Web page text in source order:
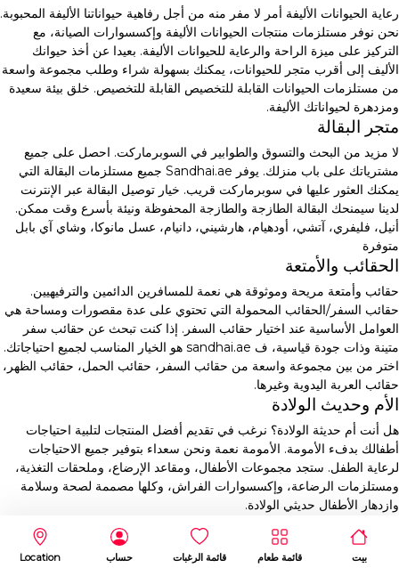
رعاية الحيوانات الأليفة أمر لا مفر منه من أجل رفاهية حيواناتنا الأليفة المحبوبة.
نحن نوفر مستلزمات منتجات الحيوانات الأليفة وإكسسوارات الصيانة، مع
التركيز على ميزة الراحة والرعاية للحيوانات الأليفة. بعيدا عن أخذ حيوانك
الأليف إلى أقرب متجر للحيوانات، يمكنك بسهولة شراء وطلب مجموعة واسعة
من مستلزمات الحيوانات القابلة للتخصيص القابلة للتخصيص. خلق بيئة سعيدة
ومزدهرة لحيواناتك الأليفة.
متجر البقالة
لا مزيد من البحث والتسوق والطوابير في السوبرماركت. احصل على جميع
مشترياتك على باب منزلك. يوفر Sandhai.ae جميع مستلزمات البقالة التي
يمكنك العثور عليها في سوبرماركت قريب. خيار توصيل البقالة عبر الإنترنت
لدينا سيمنحك البقالة الطازجة والطازجة المحفوظة ونيئة بأسرع وقت ممكن.
أنيل، فليفري، آتشي، أودهيام، هارشيني، دانيام، عسل مانوكا، وشاي آي بابل
متوفرة
الحقائب والأمتعة
حقائب وأمتعة مريحة وموثوقة هي نعمة للمسافرين الدائمين والترفيهيين.
حقائب السفر/الحقائب المحمولة التي تحتوي على عدة مقصورات ومساحة هي
العوامل الأساسية عند اختيار حقائب السفر. إذا كنت تبحث عن حقائب سفر
متينة وذات جودة قياسية، ف sandhai.ae هو الخيار المناسب لجميع احتياجاتك.
اختر من بين مجموعة واسعة من حقائب السفر، حقائب الحمل، حقائب الظهر،
حقائب العربة اليدوية وغيرها.
الأم وحديث الولادة
هل أنت أم حديثة الولادة؟ نرغب في تقديم أفضل المنتجات لتلبية احتياجات
أطفالك بدفء الأمومة. الأمومة نعمة ونحن سعداء بتوفير جميع الاحتياجات
لرعاية الطفل. ستجد مجموعات الأطفال، ومقاعد الإرضاع، وملحقات التغذية،
ومستلزمات الرضاعة، وإكسسوارات الفراش، وكلها مصممة لصحة وسلامة
وازدهار الأطفال حديثي الولادة.
بيت قائمة طعام قائمة الرغبات حساب Location